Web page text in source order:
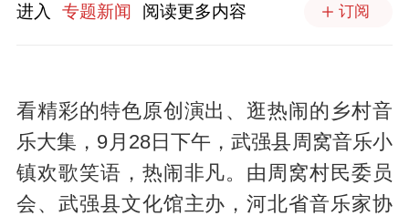
进入 专题新闻 阅读更多内容 订阅
看精彩的特色原创演出、逛热闹的乡村音
乐大集，9月28日下午，武强县周窝音乐小
镇欢歌笑语，热闹非凡。由周窝村民委员
会、武强县文化馆主办，河北省音乐家协